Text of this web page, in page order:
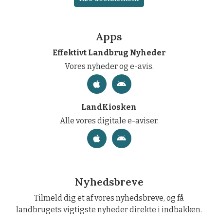
Apps
Effektivt Landbrug Nyheder
Vores nyheder og e-avis.
LandKiosken
Alle vores digitale e-aviser.
Nyhedsbreve
Tilmeld dig et af vores nyhedsbreve, og få
landbrugets vigtigste nyheder direkte i indbakken.